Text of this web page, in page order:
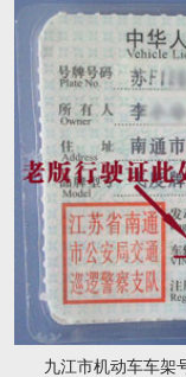
九江市机动车车架